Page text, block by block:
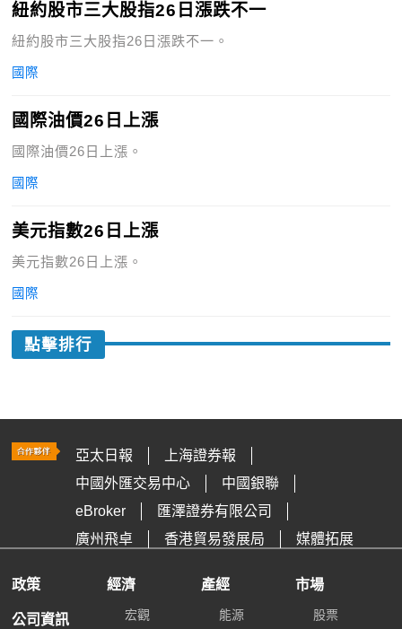
紐約股市三大股指26日漲跌不一
紐約股市三大股指26日漲跌不一。
國際
國際油價26日上漲
國際油價26日上漲。
國際
美元指數26日上漲
美元指數26日上漲。
國際
點擊排行
亞太日報
上海證券報
中國外匯交易中心
中國銀聯
eBroker
匯澤證券有限公司
廣州飛卓
香港貿易發展局 媒體拓展
政策
公司資訊
經濟
宏觀
產經
能源
市場
股票